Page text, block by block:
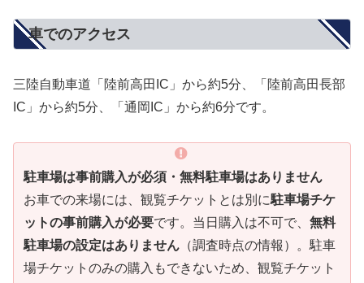
車でのアクセス
三陸自動車道「陸前高田IC」から約5分、「陸前高田長部
IC」から約5分、「通岡IC」から約6分です。
駐車場は事前購入が必須・無料駐車場はありません
お車での来場には、観覧チケットとは別に駐車場チケ
ットの事前購入が必要です。当日購入は不可で、 無料
駐車場の設定はありません （調査時点の情報）。駐車
場チケットのみの購入もできないため、観覧チケット